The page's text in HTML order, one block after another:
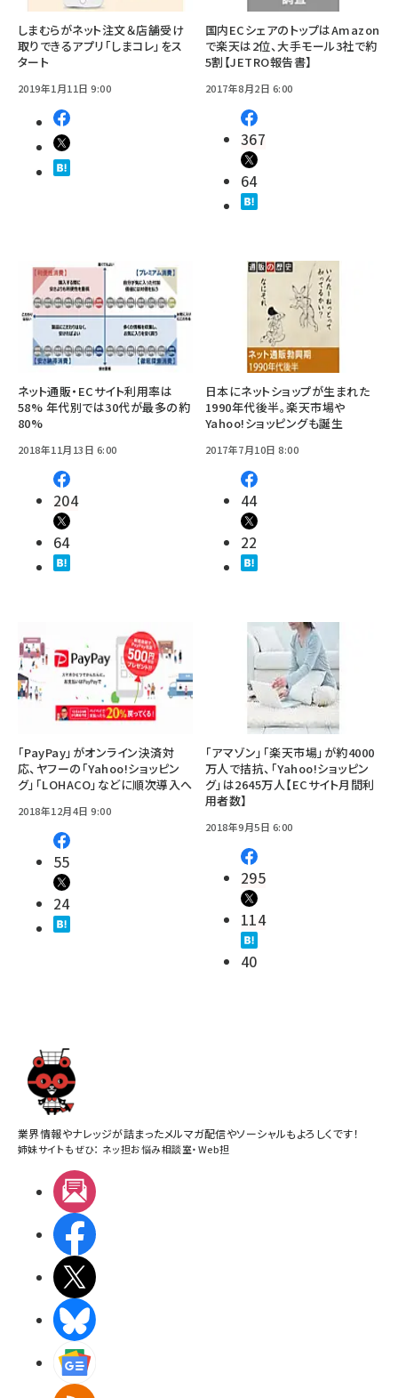
しまむらがネット注文＆店舗受け
取りできるアプリ「しまコレ」をス
タート
2019年1月11日 9:00
国内ECシェアのトップはAmazon
で楽天は2位、大手モール3社で約
5割【JETRO報告書】
2017年8月2日 6:00
367
64
ネット通販・ECサイト利用率は
58% 年代別では30代が最多の約
80%
2018年11月13日 6:00
204
64
日本にネットショップが生まれた
1990年代後半。楽天市場や
Yahoo!ショッピングも誕生
2017年7月10日 8:00
44
22
「PayPay」がオンライン決済対
応、ヤフーの「Yahoo!ショッピン
グ」「LOHACO」などに順次導入へ
2018年12月4日 9:00
55
24
「アマゾン」「楽天市場」が約4000
万人で拮抗、「Yahoo!ショッピン
グ」は2645万人【ECサイト月間利
用者数】
2018年9月5日 6:00
295
114
40
業界情報やナレッジが詰まったメルマガ配信やソーシャルもよろしくです！
姉妹サイトもぜひ： ネッ担お悩み相談室・Web担